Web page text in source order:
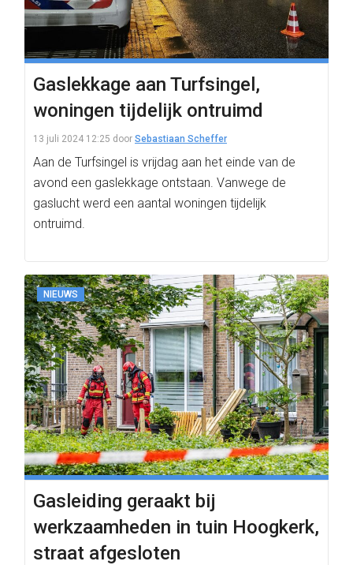
Gaslekkage aan Turfsingel,
woningen tijdelijk ontruimd
13 juli 2024 12:25 door Sebastiaan Scheffer
Aan de Turfsingel is vrijdag aan het einde van de
avond een gaslekkage ontstaan. Vanwege de
gaslucht werd een aantal woningen tijdelijk
ontruimd.
NIEUWS
Gasleiding geraakt bij
werkzaamheden in tuin Hoogkerk,
straat afgesloten